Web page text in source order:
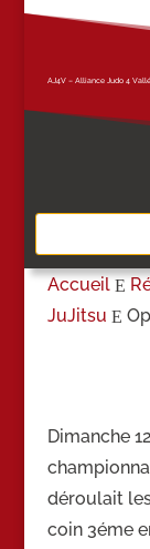
AJ4V – Alliance Judo 4
Accueil E
JuJitsu E
Dimanche
déroulait
coin 3éme